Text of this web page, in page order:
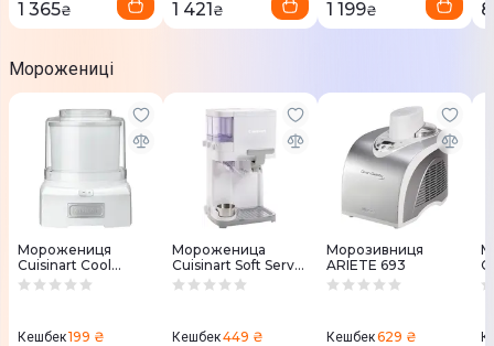
1 365₴ 1 421 ₴ 1 199₴
Морожениці
Морожениця
Cuisinart Cool
Scoops ICE21E
Кешбек199 ₴
Мороженица
Cuisinart Soft Serve
ICE48E
Кешбек449 ₴
Морозивниця
ARIETE 693
Кешбек629 ₴